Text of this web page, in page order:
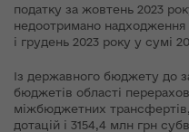
податку за жовтень 2023
недоотримано надходження
і грудень 2023 року у сумі
Із державного бюджету до
бюджетів області
міжбюджетних
дотацій і 3154,4 млн грн